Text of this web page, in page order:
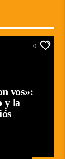
0
vos»:
y la